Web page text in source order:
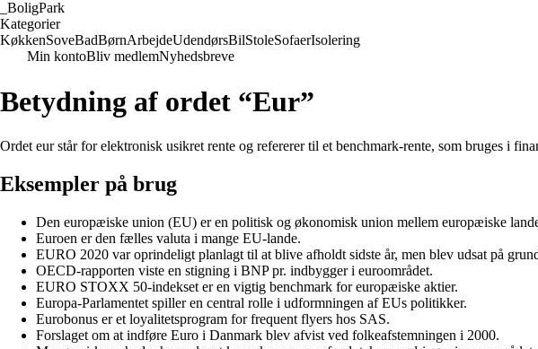
BoligPark
Kategorier
KøkkenSoveBadBørnArbejdeUdendørsBilStoleSofaerIsolering
Min kontoBliv medlemNyhedsbreve
Betydning af ordet “Eur”
Ordet eur står for elektronisk usikret rente og refererer til et benchmark-rente, som bruges i
Eksempler på brug
Den europæiske union (EU) er en politisk og økonomisk union mellem europæiske
Euroen er den fælles valuta i mange EU-lande.
EURO 2020 var oprindeligt planlagt til at blive afholdt sidste år, men blev udsat på
OECD-rapporten viste en stigning i BNP pr. indbygger i euroområdet.
EURO STOXX 50-indekset er en vigtig benchmark for europæiske aktier.
Europa-Parlamentet spiller en central rolle i udformningen af EUs politikker.
Eurobonus er et loyalitetsprogram for frequent flyers hos SAS.
Forslaget om at indføre Euro i Danmark blev afvist ved folkeafstemningen i 2000.